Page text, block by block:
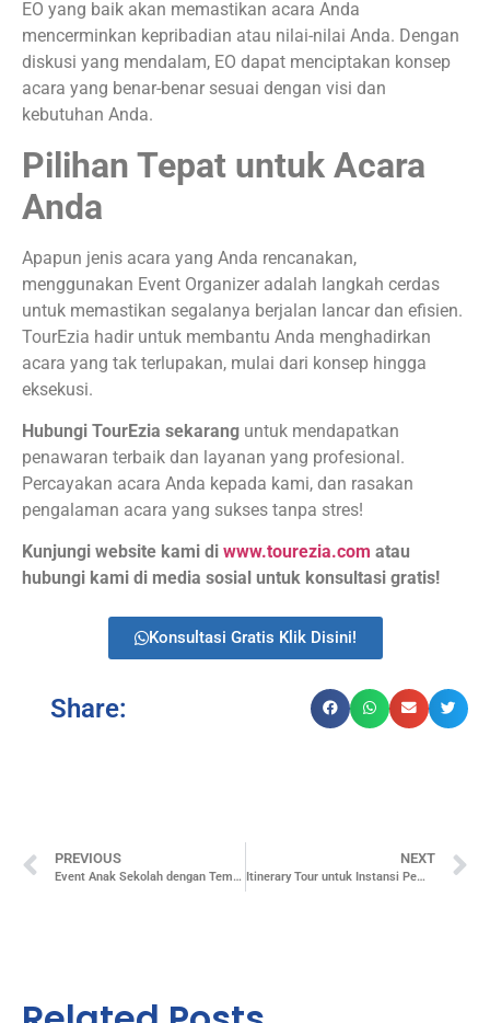
EO yang baik akan memastikan acara Anda
mencerminkan kepribadian atau nilai-nilai Anda. Dengan
diskusi yang mendalam, EO dapat menciptakan konsep
acara yang benar-benar sesuai dengan visi dan
kebutuhan Anda.
Pilihan Tepat untuk Acara
Anda
Apapun jenis acara yang Anda rencanakan,
menggunakan Event Organizer adalah langkah cerdas
untuk memastikan segalanya berjalan lancar dan efisien.
TourEzia hadir untuk membantu Anda menghadirkan
acara yang tak terlupakan, mulai dari konsep hingga
eksekusi.
Hubungi TourEzia sekarang untuk mendapatkan
penawaran terbaik dan layanan yang profesional.
Percayakan acara Anda kepada kami, dan rasakan
pengalaman acara yang sukses tanpa stres!
Kunjungi website kami di www.tourezia.com atau
hubungi kami di media sosial untuk konsultasi gratis!
Konsultasi Gratis Klik Disini!
Share:
PREVIOUS
Event Anak Sekolah dengan Tema Kreatif
NEXT
Itinerary Tour untuk Instansi Pemerintah